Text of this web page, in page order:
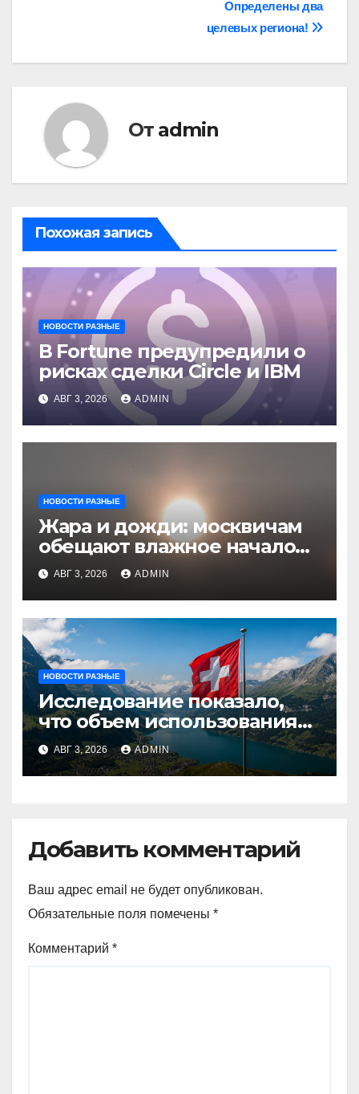
Определены два
целевых региона!
От admin
Похожая запись
НОВОСТИ РАЗНЫЕ
В Fortune предупредили о
рисках сделки Circle и IBM
АВГ 3, 2026 ADMIN
НОВОСТИ РАЗНЫЕ
Жара и дожди: москвичам
обещают влажное начало
августа
АВГ 3, 2026 ADMIN
НОВОСТИ РАЗНЫЕ
Исследование показало,
что объем использования
криптовалют в Швейцарии
в два раза превышает
аналогичный показатель в
АВГ 3, 2026 ADMIN
Добавить комментарий
Ваш адрес email не будет опубликован.
Обязательные поля помечены *
Комментарий *